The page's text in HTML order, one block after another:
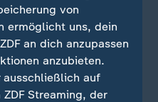
drohen mit Marsch
von
ermöglicht uns, dein
an dich anzupassen
anzubieten.
ausschließlich auf
Streaming, der